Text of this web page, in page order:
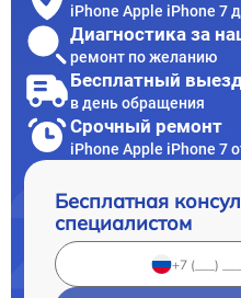
iPhone Apple iPhone 7
Диагностика за
ремонт по желанию
Бесплатный
в день обращения
Срочный ремонт
iPhone Apple iPhone 7
Бесплатная
специалистом